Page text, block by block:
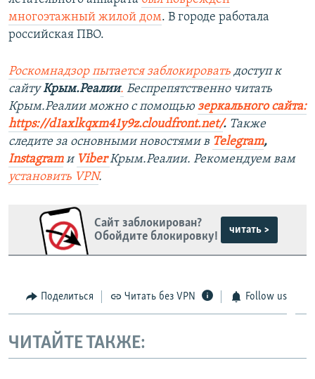
многоэтажный жилой дом. В городе работала
российская ПВО.
Роскомнадзор пытается заблокировать доступ к
сайтуКрым.Реалии. Беспрепятственно читать
Крым.Реалии можно с помощью зеркального сайта:
https://d1axlkqxm41y9z.cloudfront.net/. ​ Также
следите за основными новостями в Telegram,
Instagram и ViberКрым.Реалии. Рекомендуем вам
установить VPN.
Сайт заблокирован?
Обойдите блокировку!
читать >
Поделиться Читать без VPN Follow us
ЧИТАЙТЕ ТАКЖЕ: